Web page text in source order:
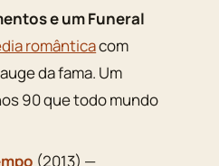
e um Funeral
românticacom
da fama. Um
90 que todo mundo
(2013) —